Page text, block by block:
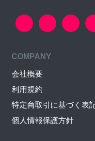
COMPANY
会社概要
利用規約
特定商取引に基づく表
個人情報保護方針